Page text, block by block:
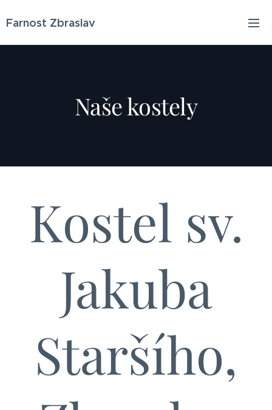
Farnost Zbraslav
Naše kostely
Kostel sv.
Jakuba
Staršího,